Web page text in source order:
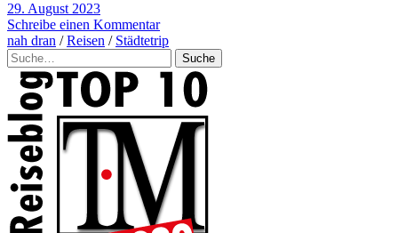
29. August 2023
Schreibe einen Kommentar
nah dran /Reisen / Städtetrip
Suche